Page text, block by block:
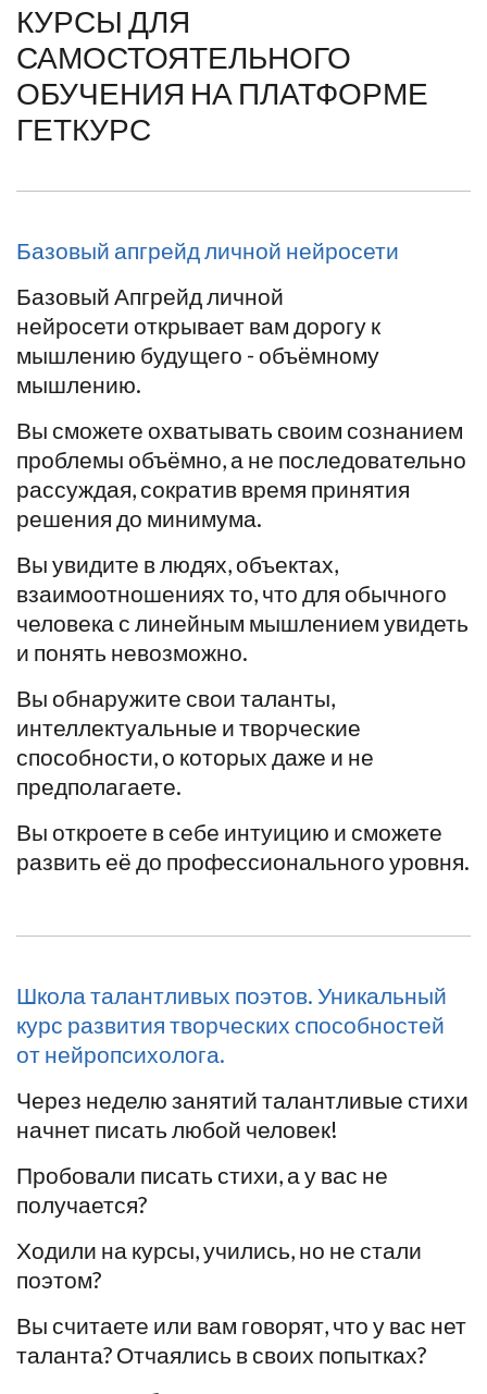
КУРСЫ ДЛЯ
САМОСТОЯТЕЛЬНОГО
ОБУЧЕНИЯ НА ПЛАТФОРМЕ
ГЕТКУРС
Базовый апгрейд личной нейросети
Базовый Апгрейд личной
нейросети открывает вам дорогу к
мышлению будущего - объёмному
мышлению.
Вы сможете охватывать своим сознанием
проблемы объёмно, а не последовательно
рассуждая, сократив время принятия
решения до минимума.
Вы увидите в людях, объектах,
взаимоотношениях то, что для обычного
человека с линейным мышлением увидеть
и понять невозможно.
Вы обнаружите свои таланты,
интеллектуальные и творческие
способности, о которых даже и не
предполагаете.
Вы откроете в себе интуицию и сможете
развить её до профессионального уровня.
Школа талантливых поэтов. Уникальный
курс развития творческих способностей
от нейропсихолога.
Через неделю занятий талантливые стихи
начнет писать любой человек!
Пробовали писать стихи, а у вас не
получается?
Ходили на курсы, учились, но не стали
поэтом?
Вы считаете или вам говорят, что у вас нет
таланта? Отчаялись в своих попытках?